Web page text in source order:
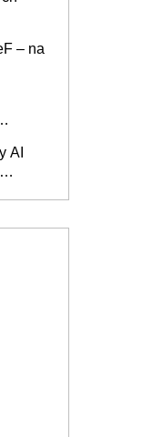
– na
AI